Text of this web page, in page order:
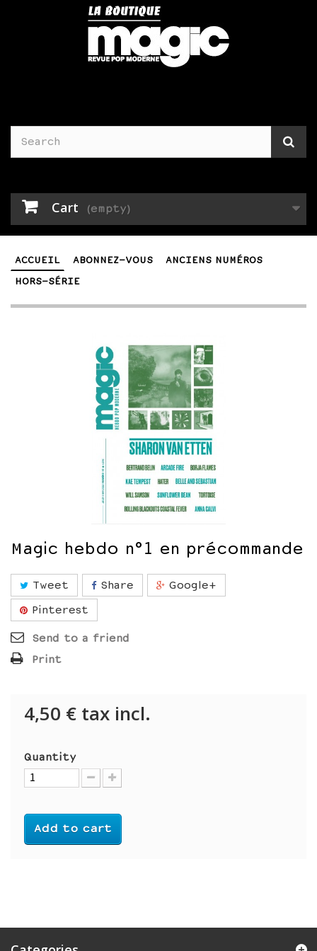
Cart (empty)
ACCUEIL ABONNEZ-VOUS
ANCIENS NUMÉROS
HORS-SÉRIE
Magic hebdo n°1 en précommande
Tweet Share
Google+
Pinterest
Send to a friend
Print
4,50 € tax incl.
Quantity
Add to cart